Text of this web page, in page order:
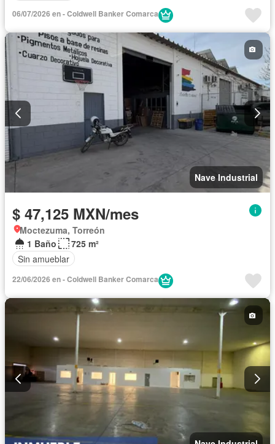
06/07/2026 en - Coldwell Banker Comarca
Nave Industrial
$ 47,125 MXN/mes
Moctezuma, Torreón
1 Baño
725 m²
Sin amueblar
22/06/2026 en - Coldwell Banker Comarca